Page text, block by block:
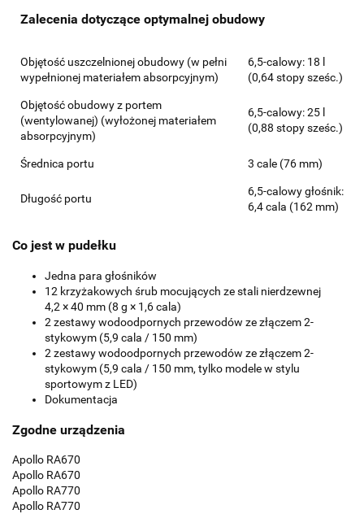
Zalecenia dotyczące optymalnej obudowy
Objętość uszczelnionej obudowy (w pełni
wypełnionej materiałem absorpcyjnym)
6,5-calowy: 18 l
(0,64 stopy sześc.)
Objętość obudowy z portem
(wentylowanej) (wyłożonej materiałem
absorpcyjnym)
6,5-calowy: 25 l
(0,88 stopy sześc.)
Średnica portu 3 cale (76 mm)
Długość portu
6,5-calowy głośnik:
6,4 cala (162 mm)
Co jest w pudełku
Jedna para głośników
12 krzyżakowych śrub mocujących ze stali nierdzewnej
4,2 × 40 mm (8 g × 1,6 cala)
2 zestawy wodoodpornych przewodów ze złączem 2-
stykowym (5,9 cala / 150 mm)
2 zestawy wodoodpornych przewodów ze złączem 2-
stykowym (5,9 cala / 150 mm, tylko modele w stylu
sportowym z LED)
Dokumentacja
Zgodne urządzenia
Apollo RA670
Apollo RA670
Apollo RA770
Apollo RA770